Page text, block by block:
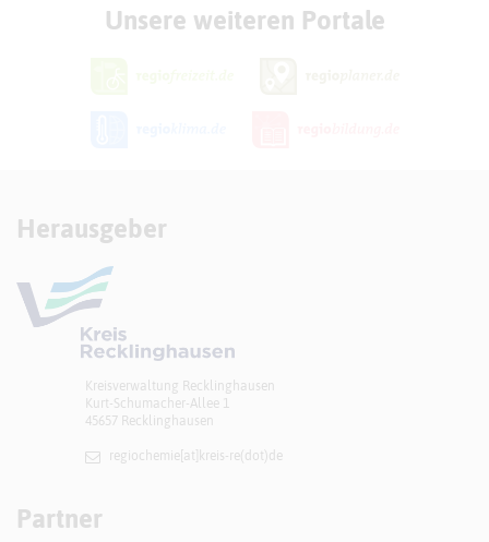
Unsere weiteren Portale
Herausgeber
Kreisverwaltung Recklinghausen
Kurt-Schumacher-Allee 1
45657 Recklinghausen
regiochemie[at]​kreis-re(dot)de
Partner